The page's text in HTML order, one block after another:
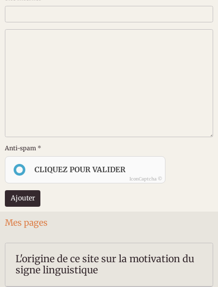
Anti-spam
CLIQUEZ POUR VALIDER
IconCaptcha ©
Ajouter
Mes pages
L'origine de ce site sur la motivation du
signe linguistique